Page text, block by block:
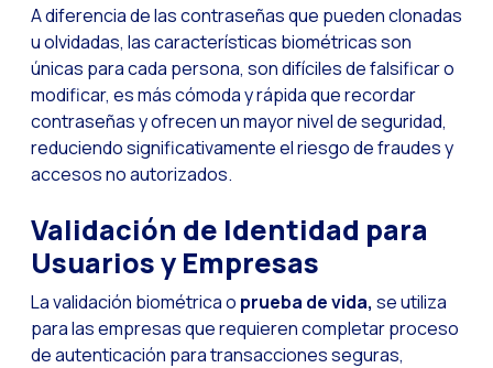
La evolución del call
El ecosistema de
Industria
Construyendo la
Cómo medir el éxito
Transforma tu
Cómo digitalizar a
A diferencia de las contraseñas que pueden clonadas
u olvidadas, las características biométricas son
únicas para cada persona, son difíciles de falsificar o
modificar, es más cómoda y rápida que recordar
contraseñas y ofrecen un mayor nivel de seguridad,
reduciendo significativamente el riesgo de fraudes y
accesos no autorizados.
Validación de Identidad para
Usuarios y Empresas
La validación biométrica o prueba de vida, se utiliza
para las empresas que requieren completar proceso
de autenticación para transacciones seguras,